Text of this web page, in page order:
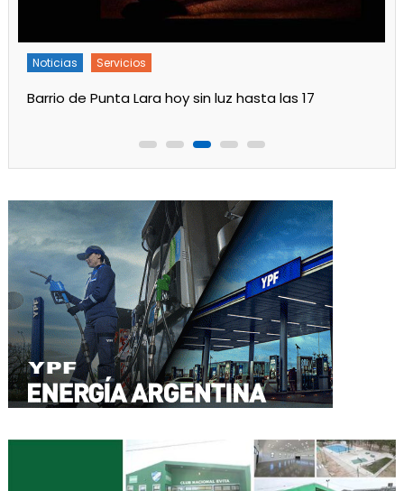
Noticias Servicios
Barrio de Punta Lara hoy sin luz hasta las 17